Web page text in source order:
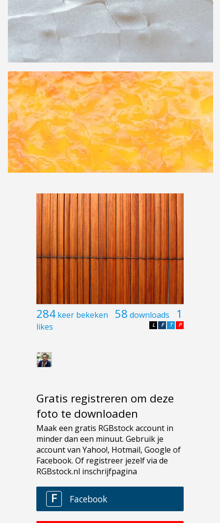
284 keer bekeken 58 downloads 1
likes P
T
F
L
Gratis registreren om deze
foto te downloaden